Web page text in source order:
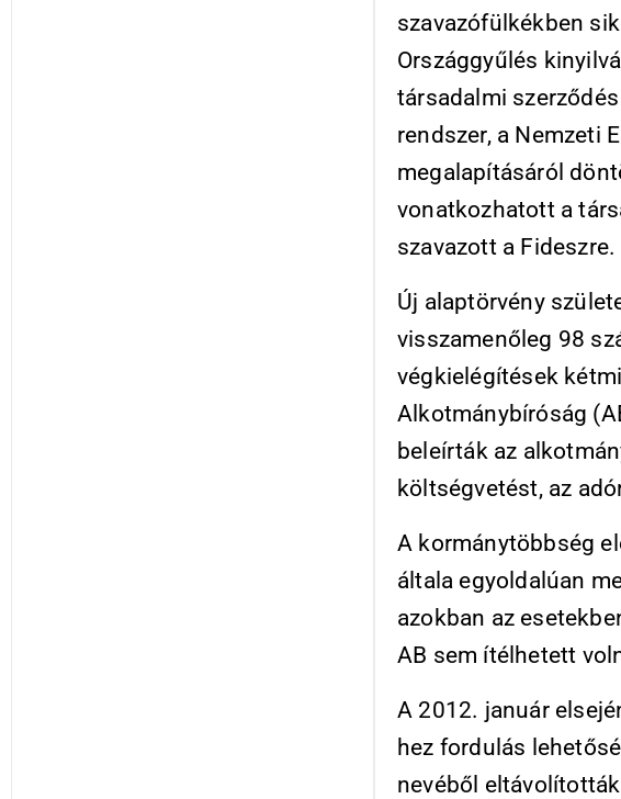
szavazófülkékben
Országgyűlés
társadalmi
rendszer, a Nemzeti
megalapításáról
vonatkozhatott a
szavazott a Fideszre.
Új alaptörvény
visszamenőleg 98
végkielégítések
Alkotmánybíróság
beleírták az
költségvetést, az
A kormánytöbbség
általa egyoldalúan
azokban az
AB sem ítélhetett
A 2012. január
hez fordulás
nevéből